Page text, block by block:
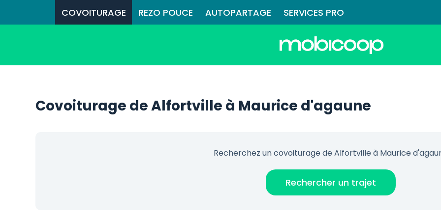
COVOITURAGE REZO POUCE AUTOPARTAGE SERVICES PRO
Covoiturage de Alfortville à Maurice d'agaune
Recherchez un covoiturage de Alfortville à Maurice
Rechercher un trajet